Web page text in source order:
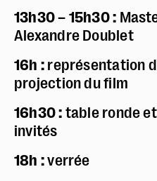
13h30 – 15h30 :
Alexandre Doublet
16h : représentation
projection du film
16h30 : table ronde
invités
18h :verrée